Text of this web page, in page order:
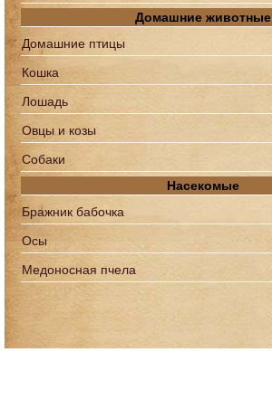
Домашние животные
Домашние птицы
Кошка
Лошадь
Овцы и козы
Собаки
Насекомые
Бражник бабочка
Осы
Медоносная пчела